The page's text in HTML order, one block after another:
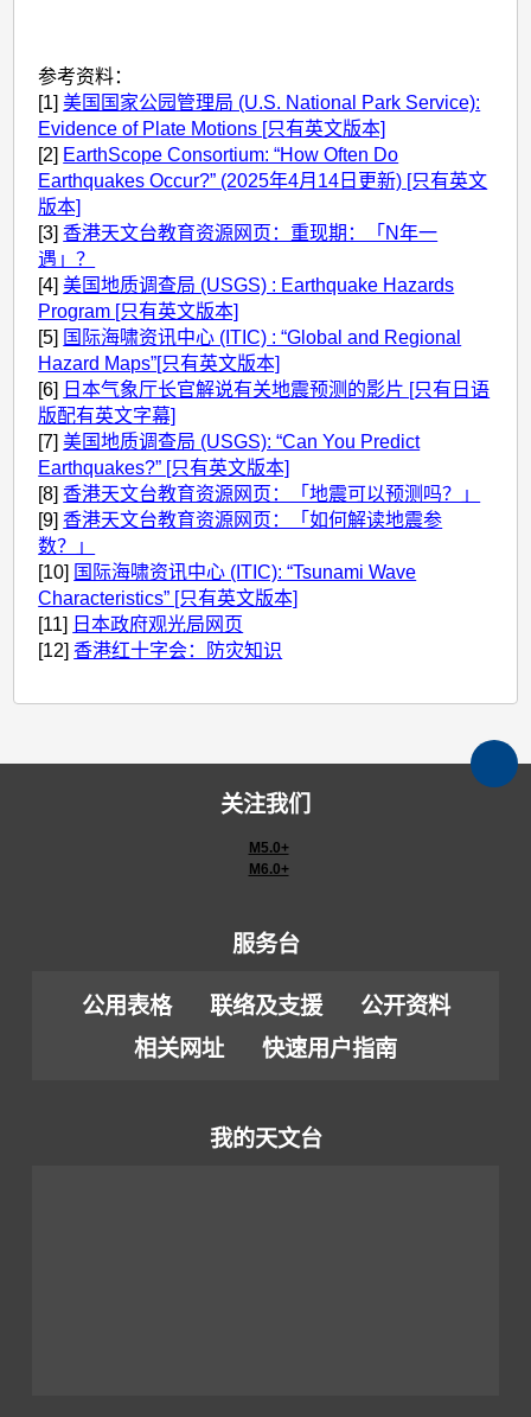
参考资料：
[1]美国国家公园管理局 (U.S. National Park Service):
Evidence of Plate Motions [只有英文版本]
[2] EarthScope Consortium: “How Often Do
Earthquakes Occur?” (2025年4月14日更新) [只有英文
版本]
[3] 香港天文台教育资源网页：重现期：「N年一
遇」？
[4]美国地质调查局 (USGS) : Earthquake Hazards
Program [只有英文版本]
[5] 国际海啸资讯中心 (ITIC) : “Global and Regional
Hazard Maps”[只有英文版本]
[6] 日本气象厅长官解说有关地震预测的影片 [只有日语
版配有英文字幕]
[7]美国地质调查局 (USGS): “Can You Predict
Earthquakes?” [只有英文版本]
[8] 香港天文台教育资源网页：「地震可以预测吗？」
[9] 香港天文台教育资源网页：「如何解读地震参
数？」
[10] 国际海啸资讯中心 (ITIC): “Tsunami Wave
Characteristics” [只有英文版本]
[11] 日本政府观光局网页
[12] 香港红十字会：防灾知识
关注我们
M5.0+
M6.0+
服务台
公用表格 联络及支援
公开资料
相关网址
快速用户指南
我的天文台